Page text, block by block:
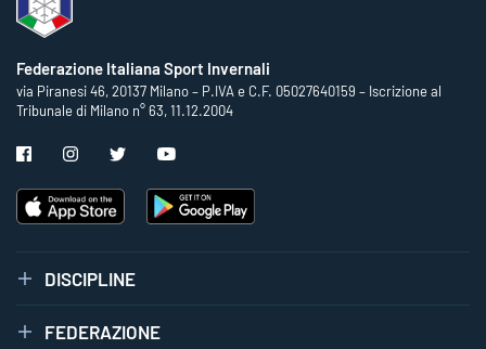
Federazione Italiana Sport Invernali
via Piranesi 46, 20137 Milano – P.IVA e C.F. 05027640159 – Iscrizione al
Tribunale di Milano n° 63, 11.12.2004
DISCIPLINE
FEDERAZIONE